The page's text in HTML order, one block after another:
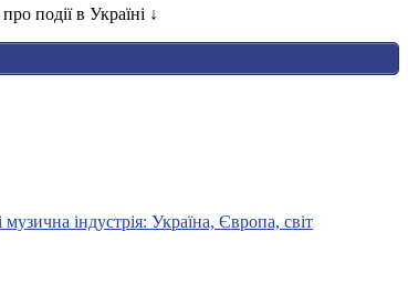
події в Україні ↓